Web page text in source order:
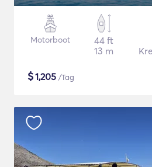
Motorboot
44 ft
13 m
$1,205 /Tag